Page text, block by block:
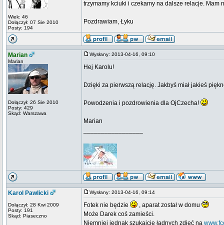
Wiek: 46
Dołączył: 07 Sie 2010
Posty: 194
trzymamy kciuki i czekamy na dalsze relacje.
Pozdrawiam, Łyku
Marian
Marian
Dołączył: 26 Sie 2010
Posty: 429
Skąd: Warszawa
Wysłany: 2013-04-16, 09:10
Hej Karolu!
Dzięki za pierwszą relację. Jakbyś miał jakieś
Powodzenia i pozdrowienia dla OjCzecha!
Marian
Karol Pawlicki
Dołączył: 28 Kwi 2009
Posty: 191
Skąd: Piaseczno
Wysłany: 2013-04-16, 09:14
Fotek nie będzie
, aparat został w domu
Może Darek coś zamieści.
Niemniej jednak szukajcie ładnych zdjęć na